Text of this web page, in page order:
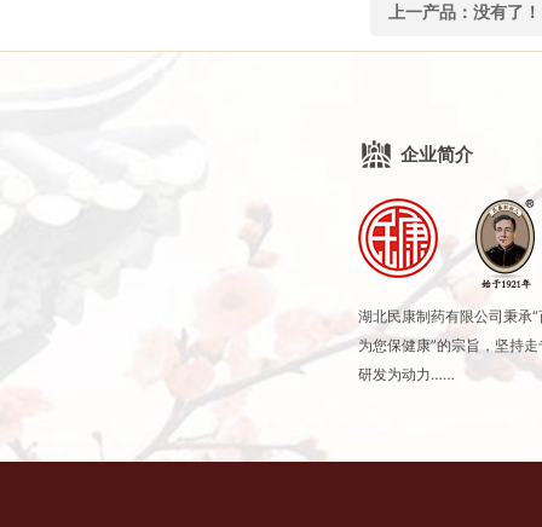
上一产品： 没有了！
企业简介
湖北民康制药有限公司秉承
为您保健康”的宗旨，坚持
研发为动力……